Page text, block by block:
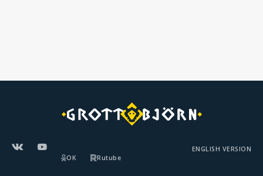
OK Rutube
ENGLISH VERSION